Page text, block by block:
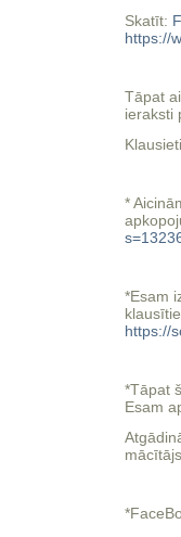
Skatīt:
https://
Tāpat
ieraksti
*
*Esam
https://
*Tāpat
Esam